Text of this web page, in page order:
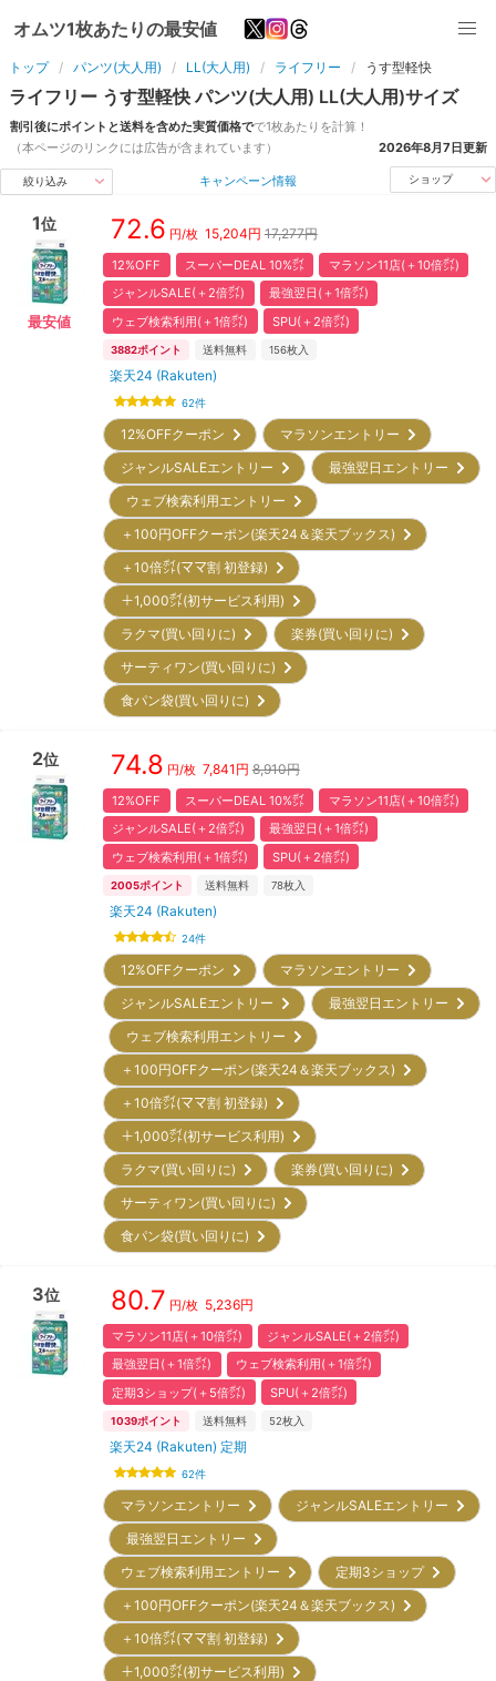
オムツ1枚あたりの最安値
トップ パンツ(大人用) LL(大人用) ライフリー うす型軽快
ライフリー うす型軽快 パンツ(大人用) LL(大人用)サイズ
割引後にポイントと送料を含めた実質価格でで1枚あたりを計算！
（本ページのリンクには広告が含まれています）
2026年8月7日更新
絞り込み キャンペーン情報 ショップ
1位
最安値
72.6 円/枚 15,204円 17,277円
12%OFF スーパーDEAL 10%㌽
マラソン11店(＋10倍㌽)
ジャンルSALE(＋2倍㌽)
最強翌日(＋1倍㌽)
ウェブ検索利用(＋1倍㌽)
SPU(＋2倍㌽)
3882ポイント 送料無料 156枚入
楽天24 (Rakuten)
62件
12%OFFクーポン
マラソンエントリー
ジャンルSALEエントリー
最強翌日エントリー
ウェブ検索利用エントリー
＋100円OFFクーポン(楽天24＆楽天ブックス)
＋10倍㌽(ママ割 初登録)
＋1,000㌽(初サービス利用)
ラクマ(買い回りに)
楽券(買い回りに)
サーティワン(買い回りに)
食パン袋(買い回りに)
2位 74.8 円/枚 7,841 円 8,910円
12%OFF スーパーDEAL 10%㌽
マラソン11店(＋10倍㌽)
ジャンルSALE(＋2倍㌽)
最強翌日(＋1倍㌽)
ウェブ検索利用(＋1倍㌽)
SPU(＋2倍㌽)
2005ポイント 送料無料 78枚入
楽天24 (Rakuten)
24件
12%OFFクーポン
マラソンエントリー
ジャンルSALEエントリー
最強翌日エントリー
ウェブ検索利用エントリー
＋100円OFFクーポン(楽天24＆楽天ブックス)
＋10倍㌽(ママ割 初登録)
＋1,000㌽(初サービス利用)
ラクマ(買い回りに)
楽券(買い回りに)
サーティワン(買い回りに)
食パン袋(買い回りに)
3位 80.7 円/枚 5,236円
マラソン11店(＋10倍㌽)
ジャンルSALE(＋2倍㌽)
最強翌日(＋1倍㌽)
ウェブ検索利用(＋1倍㌽)
定期3ショップ(＋5倍㌽)
SPU(＋2倍㌽)
1039ポイント 送料無料 52枚入
楽天24 (Rakuten) 定期
62件
マラソンエントリー
ジャンルSALEエントリー
最強翌日エントリー
ウェブ検索利用エントリー
定期3ショップ
＋100円OFFクーポン(楽天24＆楽天ブックス)
＋10倍㌽(ママ割 初登録)
＋1,000㌽(初サービス利用)